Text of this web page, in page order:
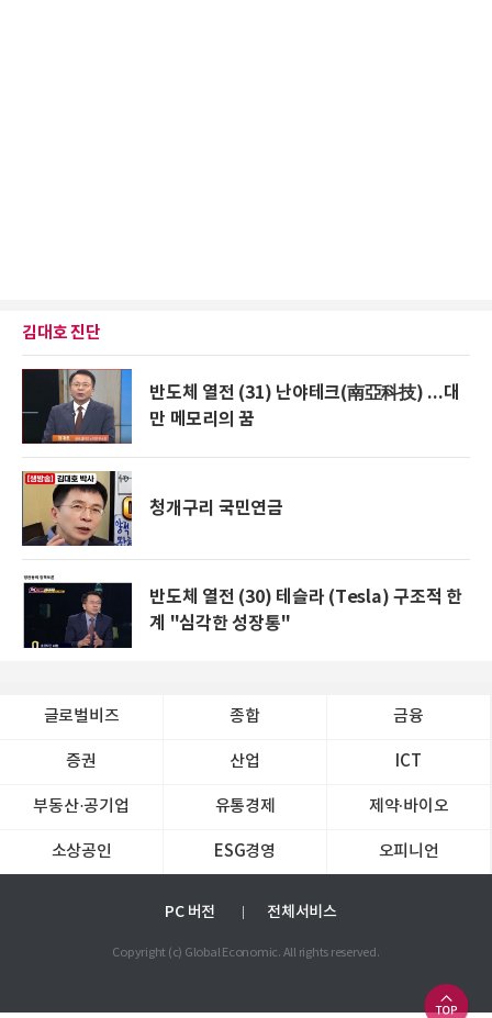
김대호 진단
반도체 열전 (31) 난야테크(南亞科技) ...대
만 메모리의 꿈
청개구리 국민연금
반도체 열전 (30) 테슬라 (Tesla) 구조적 한
계 "심각한 성장통"
글로벌비즈 종합 금융
증권 산업 ICT
부동산·공기업 유통경제 제약∙바이오
소상공인 ESG경영 오피니언
PC 버전 전체서비스
Copyright (c) Global Economic. All rights reserved.